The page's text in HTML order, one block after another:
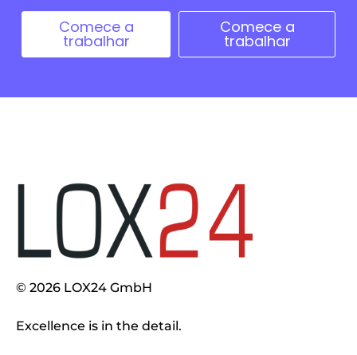
Comece a
trabalhar
Comece a
trabalhar
© 2026 LOX24 GmbH
Excellence is in the detail.